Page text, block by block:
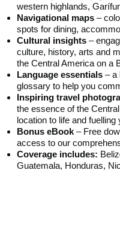
western highlands,
Navigational maps –
spots for dining,
Cultural insights –
culture, history, arts and
the Central America on a
Language essentials – a
glossary to help you
Inspiring travel
the essence of the
location to life and
Bonus eBook – Free
access to our
Coverage includes:
Guatemala, Honduras,